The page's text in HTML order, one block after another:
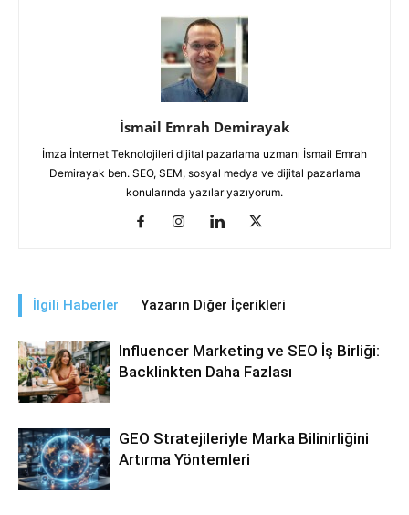
İsmail Emrah Demirayak
İmza İnternet Teknolojileri dijital pazarlama uzmanı İsmail Emrah
Demirayak ben. SEO, SEM, sosyal medya ve dijital pazarlama
konularında yazılar yazıyorum.
İlgili Haberler Yazarın Diğer İçerikleri
Influencer Marketing ve SEO İş Birliği:
Backlinkten Daha Fazlası
GEO Stratejileriyle Marka Bilinirliğini
Artırma Yöntemleri